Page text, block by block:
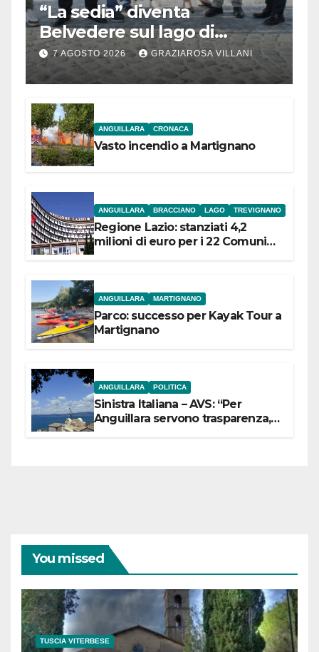
“La sedia” diventa
Belvedere sul lago di
Bracciano: ieri
l’inaugurazione
7 AGOSTO 2026 GRAZIAROSA VILLANI
ANGUILLARA CRONACA
Vasto incendio a Martignano
ANGUILLARA BRACCIANO LAGO TREVIGNANO
Regione Lazio: stanziati 4,2
milioni di euro per i 22 Comuni
ANGUILLARA MARTIGNANO
Parco: successo per Kayak Tour a
Martignano
ANGUILLARA POLITICA
Sinistra Italiana – AVS: “Per
Anguillara servono trasparenza,
You missed
TUSCIA VITERBESE